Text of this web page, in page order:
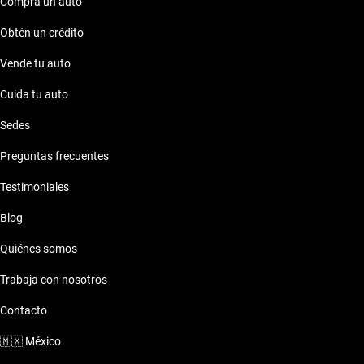
Obtén un crédito
Vende tu auto
Cuida tu auto
Sedes
Preguntas frecuentes
Testimoniales
Blog
Quiénes somos
Trabaja con nosotros
Contacto
🇲🇽 México